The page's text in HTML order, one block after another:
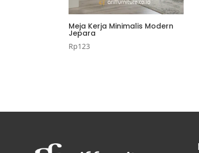
Meja Kerja Minimalis Modern
Jepara
Rp123